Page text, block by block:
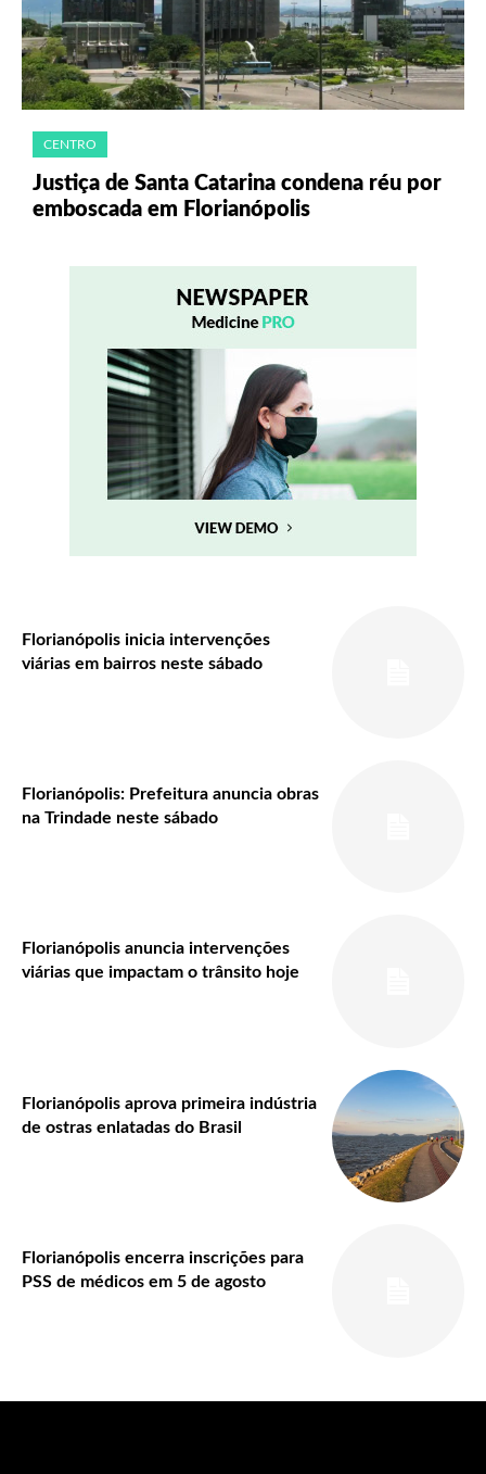
CENTRO
Justiça de Santa Catarina condena réu por
emboscada em Florianópolis
Florianópolis inicia intervenções
viárias em bairros neste sábado
Florianópolis: Prefeitura anuncia obras
na Trindade neste sábado
Florianópolis anuncia intervenções
viárias que impactam o trânsito hoje
Florianópolis aprova primeira indústria
de ostras enlatadas do Brasil
Florianópolis encerra inscrições para
PSS de médicos em 5 de agosto